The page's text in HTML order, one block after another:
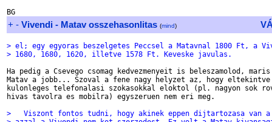
+ - Vivendi - Matav osszehasonlitas (mind)
> el; egy egyoras beszelgetes Peccsel a Matavnal 1800 Ft, a
> 1680, 1680, 1620, illetve 1578 Ft. Keveske javulas.
Ha pedig a Csevego csomag kedvezmenyeit is beleszamolod,
Matav a jobb... Szoval a fene nagy helyzet az, hogy eltekintve
kulonleges telefonalasi szokasokkal eloktol (pl. nagyon sok
hivas tavolra es mobilra) egyszeruen nem eri meg.
>   Viszont fontos tudni, hogy akinek eppen dijtartozasa van a